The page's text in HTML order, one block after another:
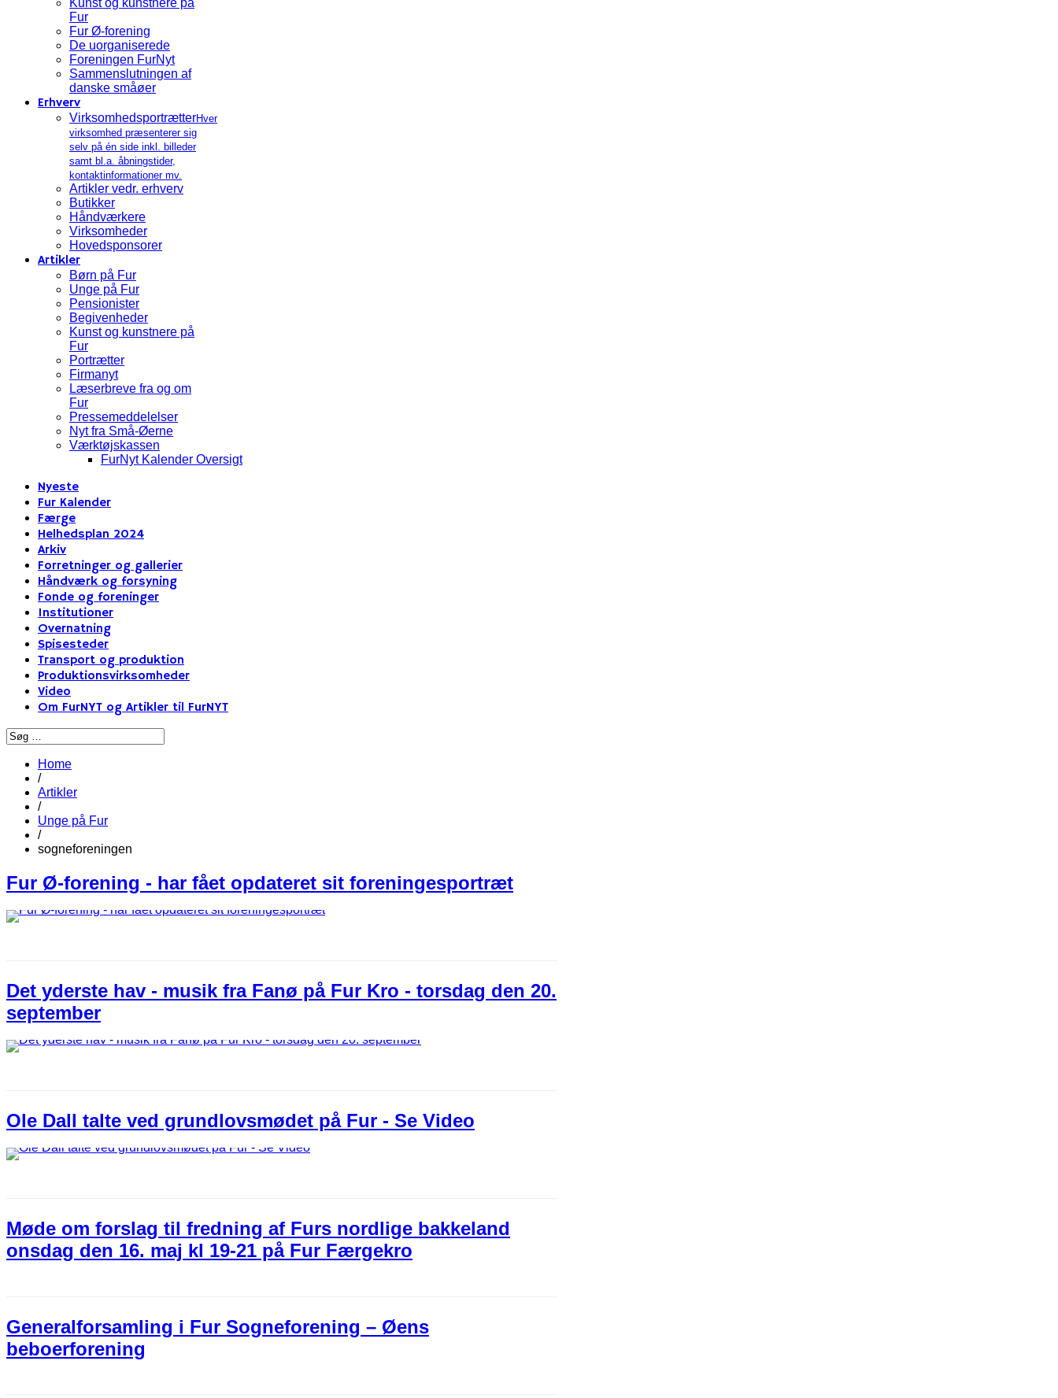
Kunst og kunstnere på
Fur
Fur Ø-forening
De uorganiserede
Foreningen FurNyt
Sammenslutningen af
danske småøer
Erhverv
VirksomhedsportrætterHver
virksomhed præsenterer sig
selv på én side inkl. billeder
samt bl.a. åbningstider,
kontaktinformationer mv.
Artikler vedr. erhverv
Butikker
Håndværkere
Virksomheder
Hovedsponsorer
Artikler
Børn på Fur
Unge på Fur
Pensionister
Begivenheder
Kunst og kunstnere på
Fur
Portrætter
Firmanyt
Læserbreve fra og om
Fur
Pressemeddelelser
Nyt fra Små-Øerne
Værktøjskassen
FurNyt Kalender Oversigt
Nyeste
Fur Kalender
Færge
Helhedsplan 2024
Arkiv
Forretninger og gallerier
Håndværk og forsyning
Fonde og foreninger
Institutioner
Overnatning
Spisesteder
Transport og produktion
Produktionsvirksomheder
Video
Om FurNYT og Artikler til FurNYT
Home
/
Artikler
/
Unge på Fur
/
sogneforeningen
Fur Ø-forening - har fået opdateret sit foreningesportræt
Det yderste hav - musik fra Fanø på Fur Kro - torsdag den 20.
september
Ole Dall talte ved grundlovsmødet på Fur - Se Video
Møde om forslag til fredning af Furs nordlige bakkeland
onsdag den 16. maj kl 19-21 på Fur Færgekro
Generalforsamling i Fur Sogneforening – Øens
beboerforening